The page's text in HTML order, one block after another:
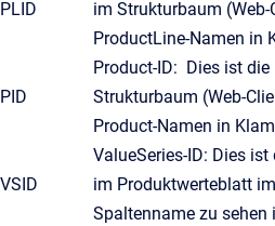
PLID
im Strukturbaum
ProductLine-Namen in
PID
Product-ID: Dies ist
Strukturbaum (Web-
Product-Namen in
VSID
ValueSeries-ID: Dies
im Produktwerteblatt
Spaltenname zu sehen